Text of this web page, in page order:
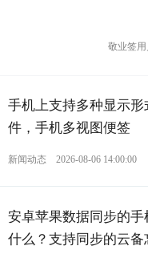
敬业签
手机上支持多种显示形
件，手机多视图便签
新闻动态 2026-08-06 14:00:00
安卓苹果数据同步的手
什么？支持同步的云备